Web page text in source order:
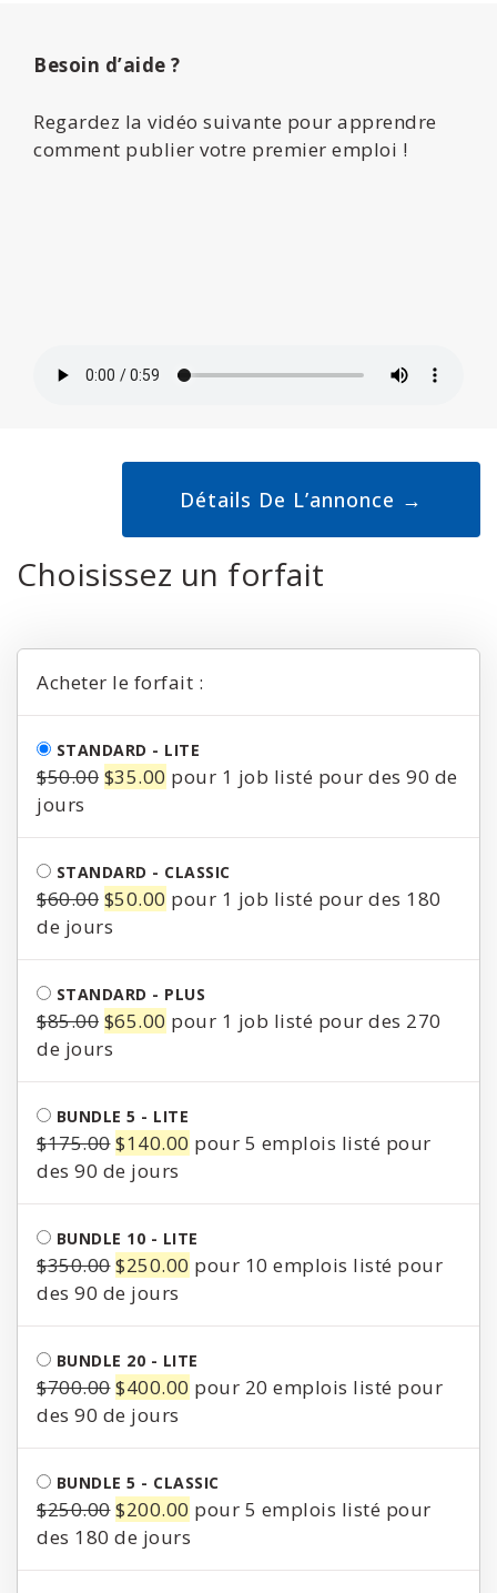
Besoin d’aide ?
Regardez la vidéo suivante pour apprendre
comment publier votre premier emploi !
Choisissez un forfait
Acheter le forfait :
STANDARD - LITE
$50.00 Le
initial
$50.00.
$35.00 Le
actuel
$35.00.
pour 1 job listé pour des 90 de
jours
STANDARD - CLASSIC
$60.00 Le
prix
initial
$60.00.
$50.00 Le
actuel
$50.00.
pour 1 job listé pour des 180
de jours
STANDARD - PLUS
$85.00 Le
prix
initial
$85.00.
$65.00 Le
actuel
$65.00.
pour 1 job listé pour des 270
de jours
BUNDLE 5 - LITE
$175.00Le
prix
initial
$175.00.
$140.00 Le
actuel
$140.00.
pour 5 emplois listé pour
des 90 de jours
BUNDLE 10 - LITE
$350.00Le
prix
initial
$350.00.
$250.00 Le
actuel
$250.00.
pour 10 emplois listé pour
des 90 de jours
BUNDLE 20 - LITE
$700.00Le
prix
initial
$700.00.
$400.00 Le
actuel
$400.00.
pour 20 emplois listé pour
des 90 de jours
BUNDLE 5 - CLASSIC
$250.00Le
prix
initial
$200.00 Le
prix
actuel
pour 5 emplois listé pour
des 180 de jours